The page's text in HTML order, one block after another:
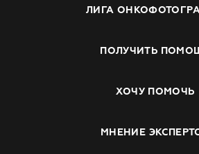
ЛИГА
ПОЛУЧИТЬ
ХОЧУ ПОМОЧЬ
МНЕНИЕ